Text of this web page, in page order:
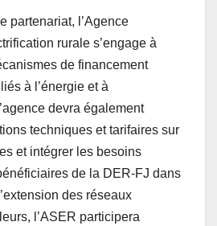
partenariat, l’Agence
rurale s’engage à
de financement
à l’énergie et à
devra également
techniques et tarifaires sur
et intégrer les besoins
de la DER-FJ dans
des réseaux
l’ASER participera